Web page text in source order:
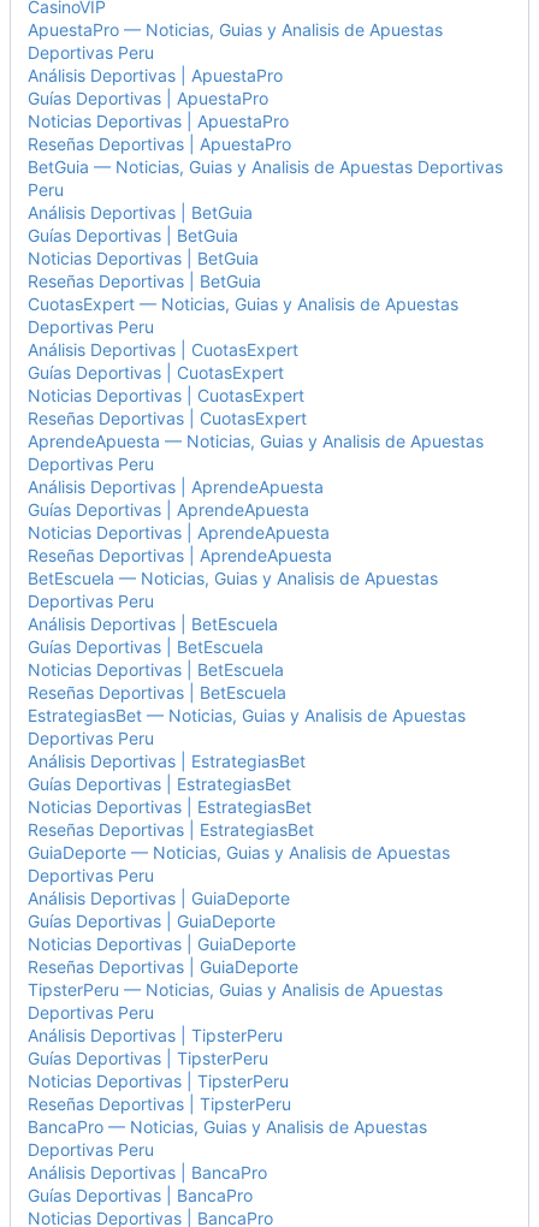
CasinoVIP
ApuestaPro — Noticias, Guias y Analisis de Apuestas
Deportivas Peru
Análisis Deportivas | ApuestaPro
Guías Deportivas | ApuestaPro
Noticias Deportivas | ApuestaPro
Reseñas Deportivas | ApuestaPro
BetGuia — Noticias, Guias y Analisis de Apuestas Deportivas
Peru
Análisis Deportivas | BetGuia
Guías Deportivas | BetGuia
Noticias Deportivas | BetGuia
Reseñas Deportivas | BetGuia
CuotasExpert — Noticias, Guias y Analisis de Apuestas
Deportivas Peru
Análisis Deportivas | CuotasExpert
Guías Deportivas | CuotasExpert
Noticias Deportivas | CuotasExpert
Reseñas Deportivas | CuotasExpert
AprendeApuesta — Noticias, Guias y Analisis de Apuestas
Deportivas Peru
Análisis Deportivas | AprendeApuesta
Guías Deportivas | AprendeApuesta
Noticias Deportivas | AprendeApuesta
Reseñas Deportivas | AprendeApuesta
BetEscuela — Noticias, Guias y Analisis de Apuestas
Deportivas Peru
Análisis Deportivas | BetEscuela
Guías Deportivas | BetEscuela
Noticias Deportivas | BetEscuela
Reseñas Deportivas | BetEscuela
EstrategiasBet — Noticias, Guias y Analisis de Apuestas
Deportivas Peru
Análisis Deportivas | EstrategiasBet
Guías Deportivas | EstrategiasBet
Noticias Deportivas | EstrategiasBet
Reseñas Deportivas | EstrategiasBet
GuiaDeporte — Noticias, Guias y Analisis de Apuestas
Deportivas Peru
Análisis Deportivas | GuiaDeporte
Guías Deportivas | GuiaDeporte
Noticias Deportivas | GuiaDeporte
Reseñas Deportivas | GuiaDeporte
TipsterPeru — Noticias, Guias y Analisis de Apuestas
Deportivas Peru
Análisis Deportivas | TipsterPeru
Guías Deportivas | TipsterPeru
Noticias Deportivas | TipsterPeru
Reseñas Deportivas | TipsterPeru
BancaPro — Noticias, Guias y Analisis de Apuestas
Deportivas Peru
Análisis Deportivas | BancaPro
Guías Deportivas | BancaPro
Noticias Deportivas | BancaPro